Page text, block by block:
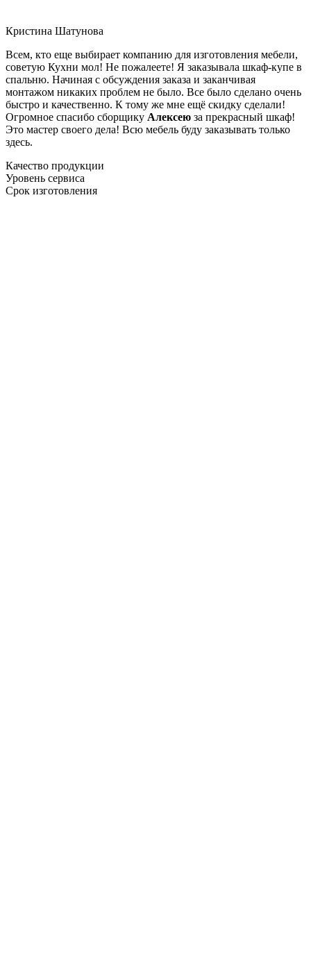
Кристина Шатунова
Всем, кто еще выбирает компанию для изготовления мебели,
советую Кухни мол! Не пожалеете! Я заказывала шкаф-купе в
спальню. Начиная с обсуждения заказа и заканчивая
монтажом никаких проблем не было. Все было сделано очень
быстро и качественно. К тому же мне ещё скидку сделали!
Огромное спасибо сборщику Алексею за прекрасный шкаф!
Это мастер своего дела! Всю мебель буду заказывать только
здесь.
Качество продукции
Уровень сервиса
Срок изготовления